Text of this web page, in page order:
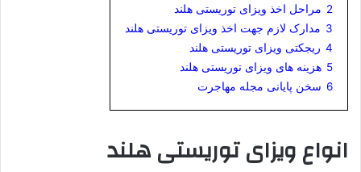
2 مراحل اخذ ویزای توریستی هلند
3 مدارک لازم جهت اخذ ویزای توریستی هلند
4 ریجکتی ویزای توریستی هلند
5 هزینه های ویزای توریستی هلند
6 سخن پایانی مجله مهاجرت
انواع ویزای توریستی هلند